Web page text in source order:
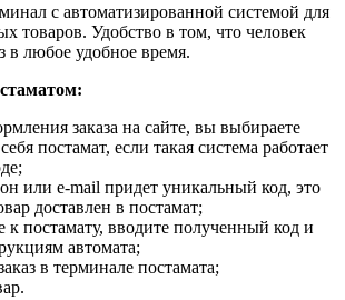
с автоматизированной системой для
товаров. Удобство в том, что человек
в любое удобное время.
заказа на сайте, вы выбираете
постамат, если такая система работает
или e-mail придет уникальный код, это
доставлен в постамат;
к постамату, вводите полученный код и
автомата;
в терминале постамата;